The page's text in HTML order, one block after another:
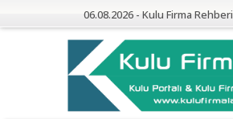
06.08.2026 - Kulu Firma Rehberi